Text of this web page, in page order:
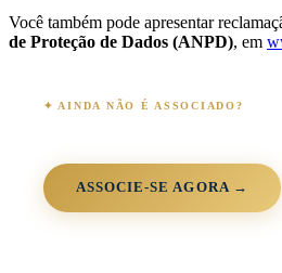
Você também pode apresentar
de Proteção de Dados (ANPD), em
✦ AINDA NÃO É ASSOCIADO?
ASSOCIE-SE AGORA →